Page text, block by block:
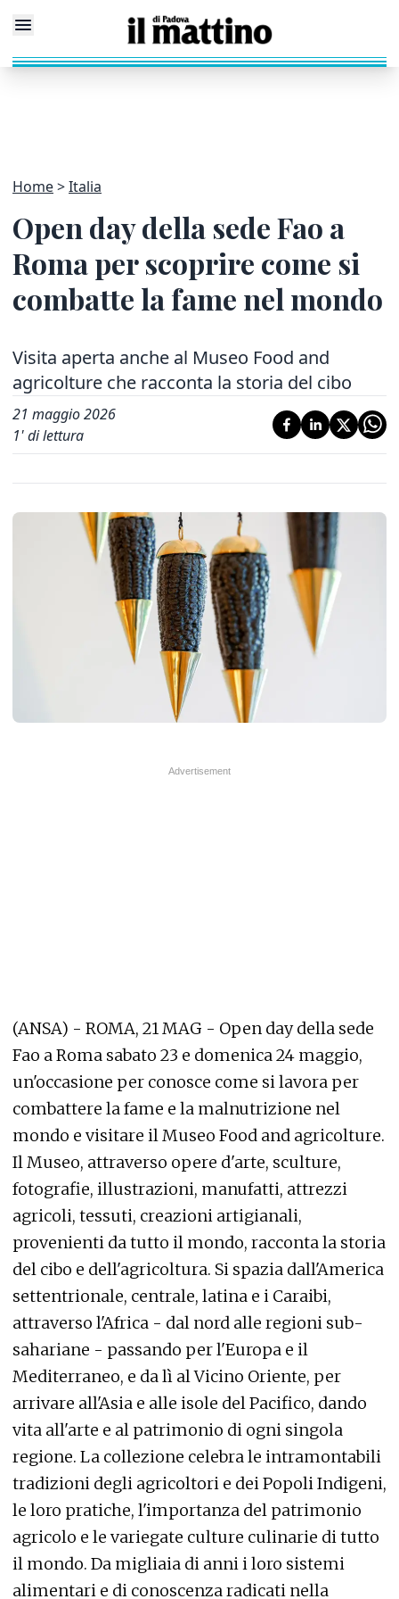
Home Italia
Open day della sede Fao a
Roma per scoprire come si
combatte la fame nel mondo
Visita aperta anche al Museo Food and
agricolture che racconta la storia del cibo
21 maggio 2026
1' di lettura
(ANSA) - ROMA, 21 MAG - Open day della sede
Fao a Roma sabato 23 e domenica 24 maggio,
un'occasione per conosce come si lavora per
combattere la fame e la malnutrizione nel
mondo e visitare il Museo Food and agricolture.
Il Museo, attraverso opere d'arte, sculture,
fotografie, illustrazioni, manufatti, attrezzi
agricoli, tessuti, creazioni artigianali,
provenienti da tutto il mondo, racconta la storia
del cibo e dell'agricoltura. Si spazia dall'America
settentrionale, centrale, latina e i Caraibi,
attraverso l'Africa - dal nord alle regioni sub-
sahariane - passando per l'Europa e il
Mediterraneo, e da lì al Vicino Oriente, per
arrivare all'Asia e alle isole del Pacifico, dando
vita all'arte e al patrimonio di ogni singola
regione. La collezione celebra le intramontabili
tradizioni degli agricoltori e dei Popoli Indigeni,
le loro pratiche, l'importanza del patrimonio
agricolo e le variegate culture culinarie di tutto
il mondo. Da migliaia di anni i loro sistemi
alimentari e di conoscenza radicati nella